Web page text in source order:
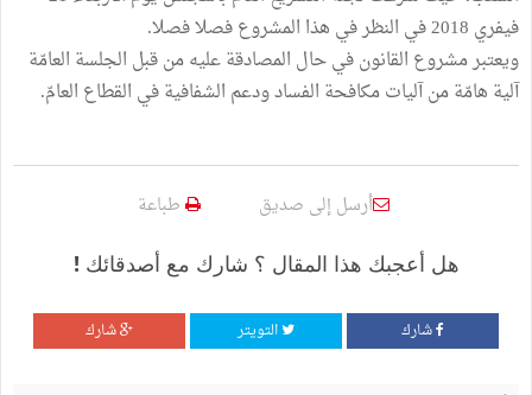
فيفري 2018 في النظر في هذا المشروع فصلا فصلا.
ويعتبر مشروع القانون في حال المصادقة عليه من قبل الجلسة العامّة
آلية هامّة من آليات مكافحة الفساد ودعم الشفافية في القطاع العامّ.
أرسل إلى صديق طباعة
هل أعجبك هذا المقال ؟ شارك مع أصدقائك !
شارك التويتر شارك